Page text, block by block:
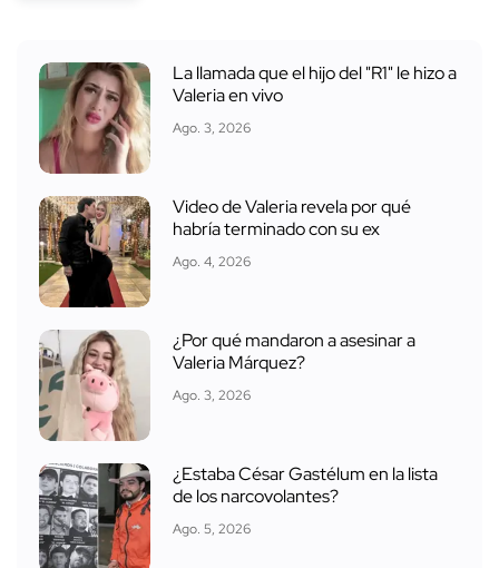
La llamada que el hijo del "R1" le hizo a
Valeria en vivo
Ago. 3, 2026
Video de Valeria revela por qué
habría terminado con su ex
Ago. 4, 2026
¿Por qué mandaron a asesinar a
Valeria Márquez?
Ago. 3, 2026
¿Estaba César Gastélum en la lista
de los narcovolantes?
Ago. 5, 2026